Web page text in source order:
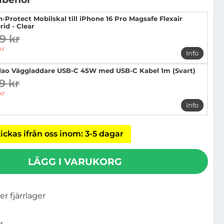
Protect Mobilskal till iPhone 16 Pro Magsafe Flexair
- Clear
pris
kr
Info
mer info
Väggladdare USB-C 45W med USB-C Kabel 1m (Svart)
pris
kr
Info
mer info
ifrån oss inom: 3-5 dagar
LÄGG I VARUKORG
fjärrlager